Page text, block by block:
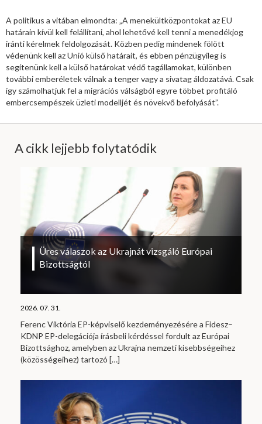
A politikus a vitában elmondta: „A menekültközpontokat az EU
határain kívül kell felállítani, ahol lehetővé kell tenni a menedékjog
iránti kérelmek feldolgozását. Közben pedig mindenek fölött
védenünk kell az Unió külső határait, és ebben pénzügyileg is
segítenünk kell a külső határokat védő tagállamokat, különben
további emberéletek válnak a tenger vagy a sivatag áldozatává. Csak
így számolhatjuk fel a migrációs válságból egyre többet profitáló
embercsempészek üzleti modelljét és növekvő befolyását”.
A cikk lejjebb folytatódik
Üres válaszok az Ukrajnát vizsgáló Európai
Bizottságtól
2026. 07. 31.
Ferenc Viktória EP-képviselő kezdeményezésére a Fidesz–
KDNP EP-delegációja írásbeli kérdéssel fordult az Európai
Bizottsághoz, amelyben az Ukrajna nemzeti kisebbségeihez
(közösségeihez) tartozó […]